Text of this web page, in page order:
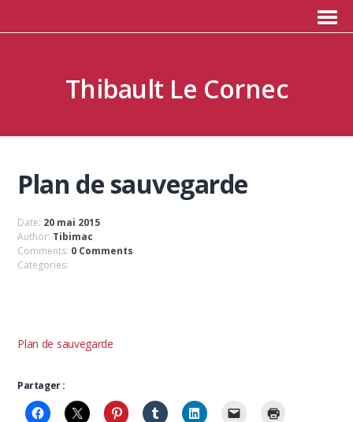
Thibault Le Cornec
Plan de sauvegarde
Date: 20 mai 2015
Author: Tibimac
Comments: 0 Comments
Categories:
Plan de sauvegarde
Partager :